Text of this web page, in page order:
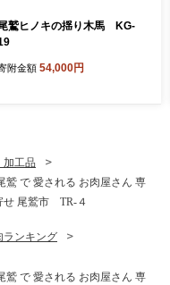
鷲ヒノキの揺り木馬 KG-
附金額 54,000円
加工品
鷲 で 愛される お肉屋さん 専
せ 尾鷲市 TR-４
ランキング
鷲 で 愛される お肉屋さん 専